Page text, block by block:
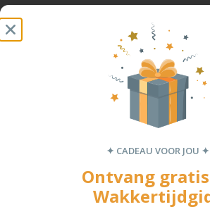
Gezond eten voor kinderen
In een wereld vol verleidingen en ongezonde
✦ CADEAU VOOR JOU ✦
Ontvang